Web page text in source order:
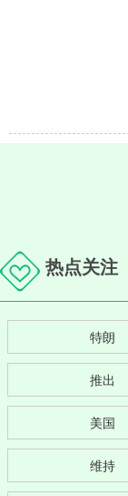
热点关注
特朗
推出
美国
维持